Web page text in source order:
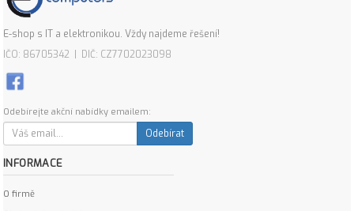
E-shop s IT a elektronikou. Vždy najdeme řešení!
IČO: 86705342 | DIČ: CZ7702023098
Odebírejte akční nabídky emailem:
Odebírat
INFORMACE
O firmě